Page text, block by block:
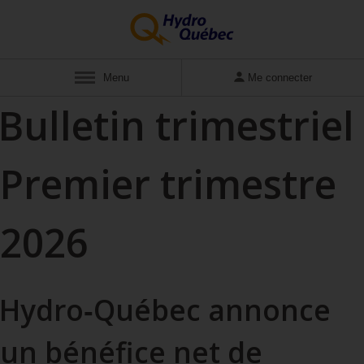
version
alternative
du
menu
ci-
vous
pouvez
Afficher
Menu Me connecter
trimestriel
Premier trimestre
2026
Hydro‑Québec annonce
un bénéfice net de